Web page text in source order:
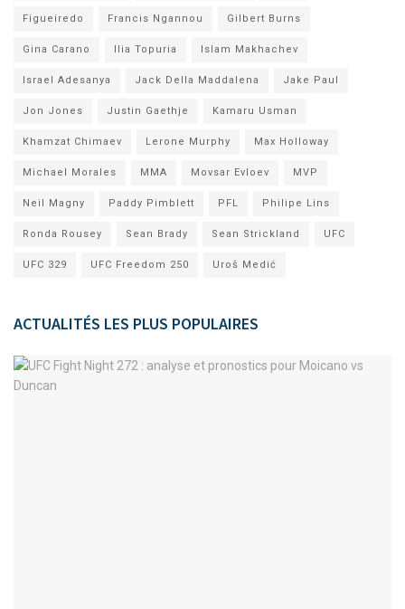
Figueiredo Francis Ngannou Gilbert Burns
Gina Carano Ilia Topuria Islam Makhachev
Israel Adesanya Jack Della Maddalena Jake Paul
Jon Jones Justin Gaethje Kamaru Usman
Khamzat Chimaev Lerone Murphy Max Holloway
Michael Morales MMA Movsar Evloev MVP
Neil Magny Paddy Pimblett PFL Philipe Lins
Ronda Rousey Sean Brady Sean Strickland UFC
UFC 329 UFC Freedom 250 Uroš Medić
ACTUALITÉS LES PLUS POPULAIRES